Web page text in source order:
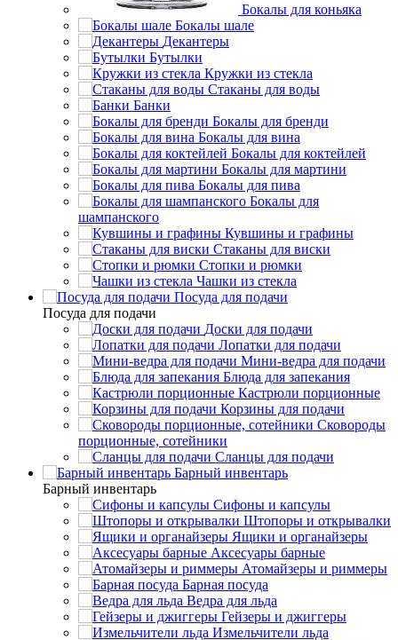
Бокалы для коньяка
Бокалы шале
Декантеры
Бутылки
Кружки из стекла
Стаканы для воды
Банки
Бокалы для бренди
Бокалы для вина
Бокалы для коктейлей
Бокалы для мартини
Бокалы для пива
Бокалы для
шампанского
Кувшины и графины
Стаканы для виски
Стопки и рюмки
Чашки из стекла
Посуда для подачи
Посуда для подачи
Доски для подачи
Лопатки для подачи
Мини-ведра для подачи
Блюда для запекания
Кастрюли порционные
Корзины для подачи
Сковороды
порционные, сотейники
Сланцы для подачи
Барный инвентарь
Барный инвентарь
Сифоны и капсулы
Штопоры и открывалки
Ящики и органайзеры
Аксесуары барные
Атомайзеры и риммеры
Барная посуда
Ведра для льда
Гейзеры и джиггеры
Измельчители льда